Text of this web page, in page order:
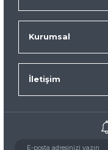
Kurumsal
İletişim